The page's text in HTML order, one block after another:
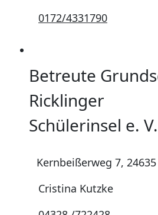
0172/4331790
Betreute
Ricklinger
Schülerinsel e. V.
Kernbeißerweg 7,
Cristina Kutzke